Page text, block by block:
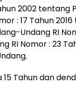
2002 tentang
: 17 Tahun
Undang RI
RI Nomor : 23
Tahun dan